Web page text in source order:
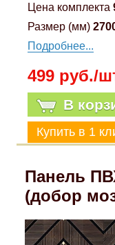
Цена комплекта
Размер (мм)
Подробнее...
499 руб./
В
Панель
(добор